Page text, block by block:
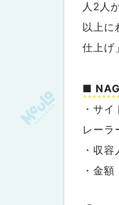
人2人
以上に
仕上げ
■
・サ
レーラ
・収
・金